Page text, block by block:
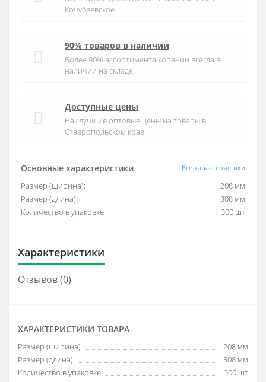
Основные характеристики Все характеристики
Размер (ширина):
208 мм
Размер (длина):
308 мм
Количество в упаковке:
300 шт
Кочубеевское
90% товаров в наличии
Более 90% ассортимента копании всегда в
наличии на складе.
Доступные цены
Наилучшие оптовые цены на товары в
Ставропольском крае.
Характеристики
Отзывов (0)
ХАРАКТЕРИСТИКИ ТОВАРА
Размер (ширина)
208 мм
Размер (длина)
308 мм
Количество в упаковке
300 шт